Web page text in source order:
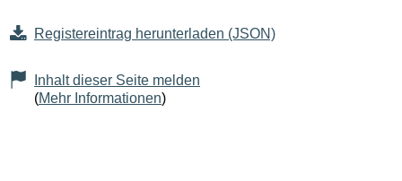
Registereintrag herunterladen (JSON)
Inhalt dieser Seite melden
(Mehr Informationen)